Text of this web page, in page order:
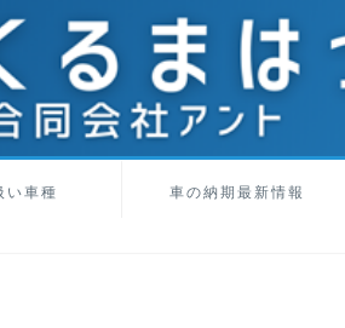
い車種 車の納期最新情報